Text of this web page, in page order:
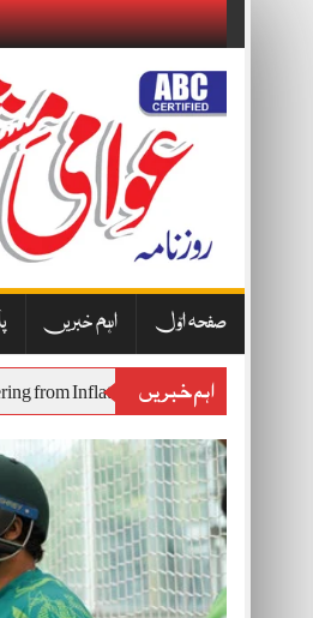
صفحہ اوّل اہم خبریں
اہم خبریں
Suffering from Inflation and Economic